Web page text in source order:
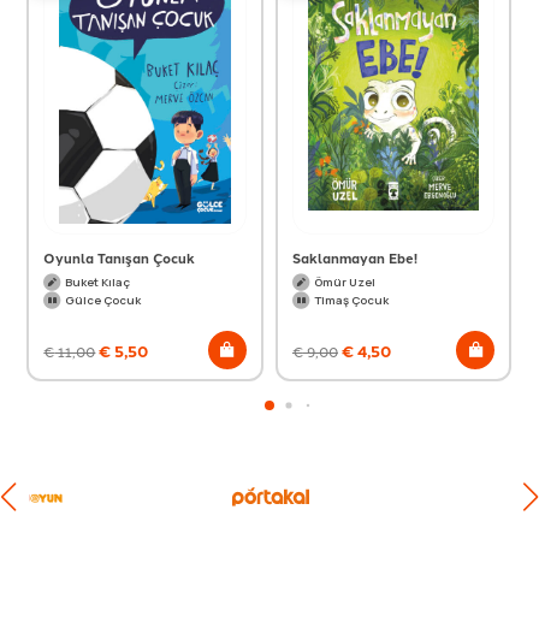
Oyunla Tanışan Çocuk
Buket Kılaç
Gülce Çocuk
€11,00€ 5,50
Saklanmayan Ebe!
Ömür Uzel
Timaş Çocuk
€9,00€4,50